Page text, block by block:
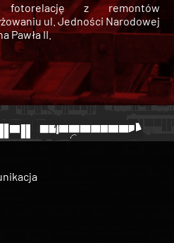
fotorelację z remontów
ul. Jedności Narodowej
Pawła II.